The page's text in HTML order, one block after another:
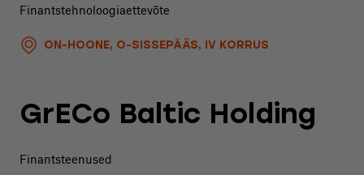
Finantstehnoloogiaettevõte
ON-HOONE, O-SISSEPÄÄS, IV KORRUS
GrECo Baltic Holding
Finantsteenused